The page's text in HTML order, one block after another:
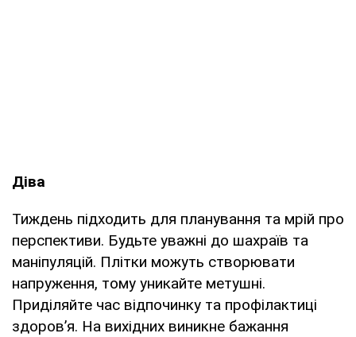
Діва
Тиждень підходить для планування та мрій про
перспективи. Будьте уважні до шахраїв та
маніпуляцій. Плітки можуть створювати
напруження, тому уникайте метушні.
Приділяйте час відпочинку та профілактиці
здоров’я. На вихідних виникне бажання